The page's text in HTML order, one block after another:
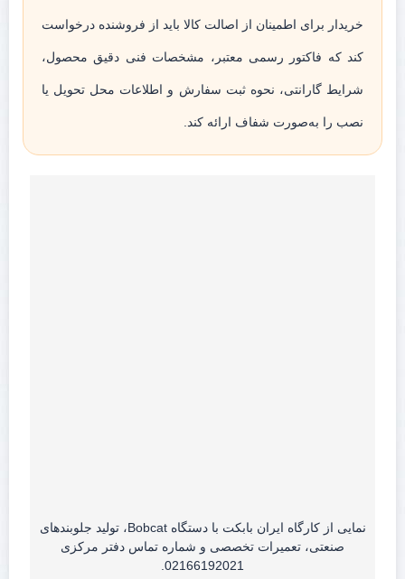
خریدار برای اطمینان از اصالت کالا باید از فروشنده درخواست
کند که فاکتور رسمی معتبر، مشخصات فنی دقیق محصول،
شرایط گارانتی، نحوه ثبت سفارش و اطلاعات محل تحویل یا
نصب را به‌صورت شفاف ارائه کند.
نمایی از کارگاه ایران بابکت با دستگاه Bobcat، تولید جلوبندهای
صنعتی، تعمیرات تخصصی و شماره تماس دفتر مرکزی
02166192021.